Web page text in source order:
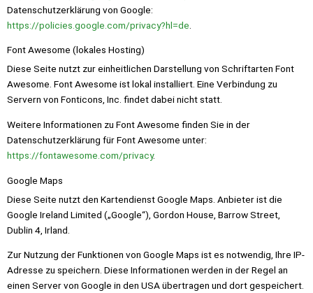
Datenschutzerklärung von Google:
https://policies.google.com/privacy?hl=de
Font Awesome (lokales Hosting)
Diese Seite nutzt zur einheitlichen Darstellung von Schriftarten Font
Awesome. Font Awesome ist lokal installiert. Eine Verbindung zu
Servern von Fonticons, Inc. findet dabei nicht statt.
Weitere Informationen zu Font Awesome finden Sie in der
Datenschutzerklärung für Font Awesome unter:
https://fontawesome.com/privacy.
Google Maps
Diese Seite nutzt den Kartendienst Google Maps. Anbieter ist die
Google Ireland Limited („Google“), Gordon House, Barrow Street,
Dublin 4, Irland.
Zur Nutzung der Funktionen von Google Maps ist es notwendig, Ihre IP-
Adresse zu speichern. Diese Informationen werden in der Regel an
einen Server von Google in den USA übertragen und dort gespeichert.